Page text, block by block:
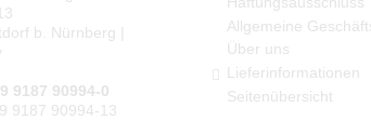
b. Nürnberg |
9187 90994-0
9187 90994-13
Allgemeine
Über uns
Lieferinformationen
Seitenübersicht